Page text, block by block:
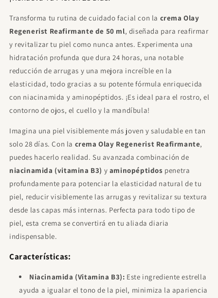
Transforma tu rutina de cuidado facial con la crema Olay
Regenerist Reafirmante de 50 ml, diseñada para reafirmar
y revitalizar tu piel como nunca antes. Experimenta una
hidratación profunda que dura 24 horas, una notable
reducción de arrugas y una mejora increíble en la
elasticidad, todo gracias a su potente fórmula enriquecida
con niacinamida y aminopéptidos. ¡Es ideal para el rostro, el
contorno de ojos, el cuello y la mandíbula!
Imagina una piel visiblemente más joven y saludable en tan
solo 28 días. Con la crema Olay Regenerist Reafirmante,
puedes hacerlo realidad. Su avanzada combinación de
niacinamida (vitamina B3) y aminopéptidos penetra
profundamente para potenciar la elasticidad natural de tu
piel, reducir visiblemente las arrugas y revitalizar su textura
desde las capas más internas. Perfecta para todo tipo de
piel, esta crema se convertirá en tu aliada diaria
indispensable.
Características:
Niacinamida (Vitamina B3): Este ingrediente estrella
ayuda a igualar el tono de la piel, minimiza la apariencia